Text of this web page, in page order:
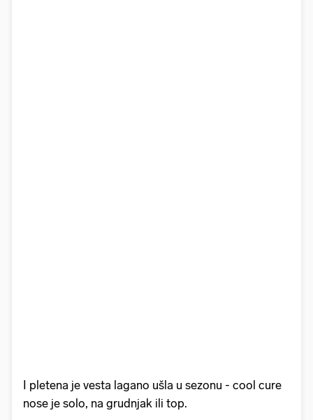
I pletena je vesta lagano ušla u sezonu - cool cure
nose je solo, na grudnjak ili top.